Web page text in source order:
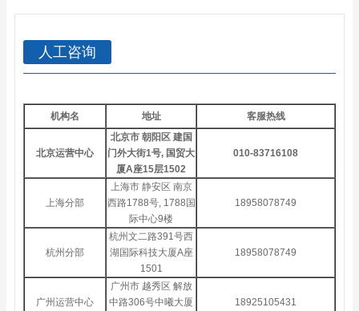
人工咨询
机构名 地址 客服热线
北京运营中心
北京市 朝阳区 建国
门外大街1号, 国贸大
厦A座15层1502
010-83716108
上海分部
上海市 静安区 南京
西路1788号, 1788国
际中心9楼
18958078749
杭州分部
杭州文二路391号西
湖国际科技大厦A座
1501
18958078749
广州运营中心
广州市 越秀区 解放
中路306号中曦大厦
18925105431